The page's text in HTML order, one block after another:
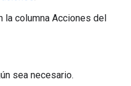
la columna Acciones del
sea necesario.